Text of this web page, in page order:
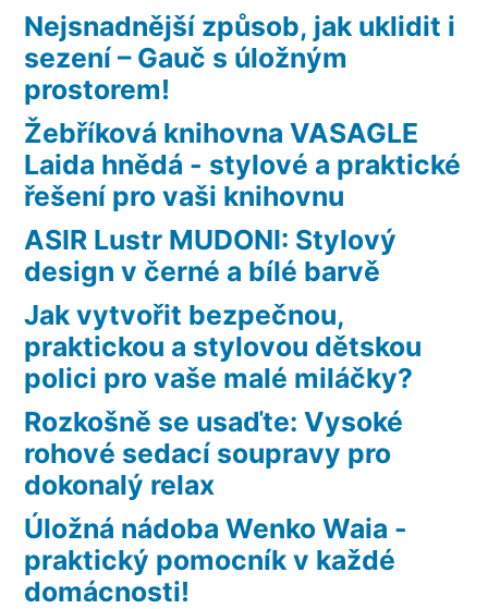
Nejsnadnější způsob, jak uklidit i
sezení – Gauč s úložným
prostorem!
Žebříková knihovna VASAGLE
Laida hnědá - stylové a praktické
řešení pro vaši knihovnu
ASIR Lustr MUDONI: Stylový
design v černé a bílé barvě
Jak vytvořit bezpečnou,
praktickou a stylovou dětskou
polici pro vaše malé miláčky?
Rozkošně se usaďte: Vysoké
rohové sedací soupravy pro
dokonalý relax
Úložná nádoba Wenko Waia -
praktický pomocník v každé
domácnosti!